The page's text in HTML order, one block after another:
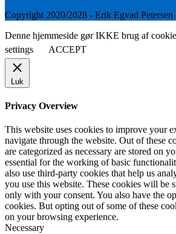
Copyright 2020/2028 - Erik Egvad
Denne hjemmeside gør IKKE brug af
settings
ACCEPT
Luk
Privacy Overview
This website uses cookies to improve your
navigate through the website. Out of these
are categorized as necessary are stored on
essential for the working of basic
also use third-party cookies that help us
you use this website. These cookies will be
only with your consent. You also have the
cookies. But opting out of some of these
on your browsing experience.
Necessary